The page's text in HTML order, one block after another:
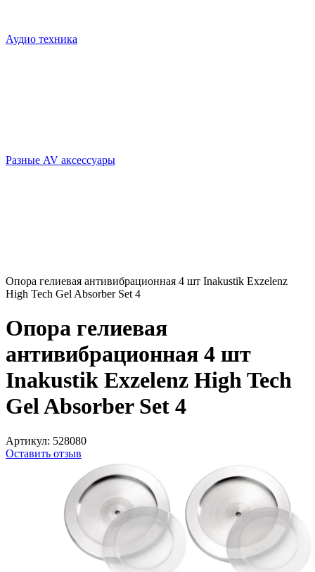
Аудио техника
Разные AV аксессуары
Опора гелиевая антивибрационная 4 шт Inakustik Exzelenz
High Tech Gel Absorber Set 4
Опора гелиевая
антивибрационная 4 шт
Inakustik Exzelenz High Tech
Gel Absorber Set 4
Артикул: 528080
Оставить отзыв